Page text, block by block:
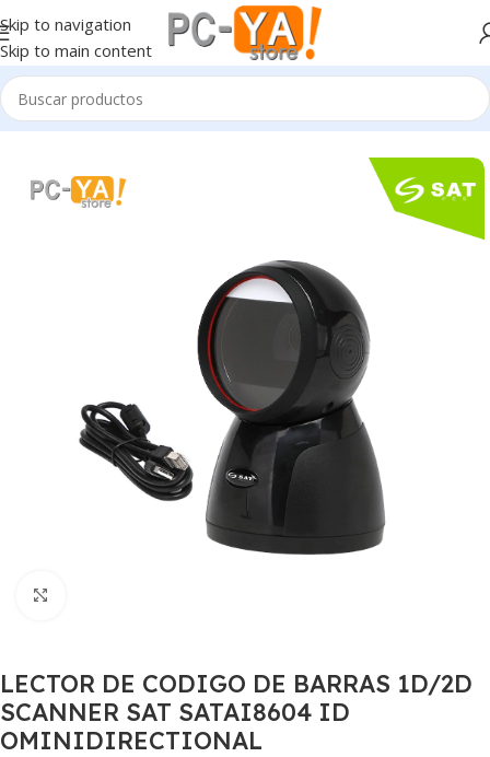
Skip to navigation
Skip to main content
Inicio Punto de venta POS
LECTOR DE CODIGO DE BARRAS 1D/2D
SCANNER SAT SATAI8604 ID
OMINIDIRECTIONAL